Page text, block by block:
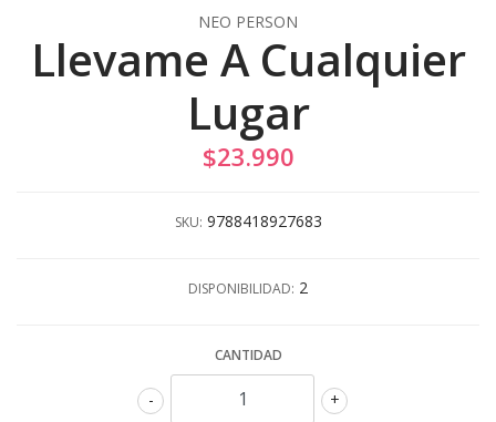
NEO PERSON
Llevame A Cualquier
Lugar
$23.990
SKU: 9788418927683
DISPONIBILIDAD: 2
CANTIDAD
+
-